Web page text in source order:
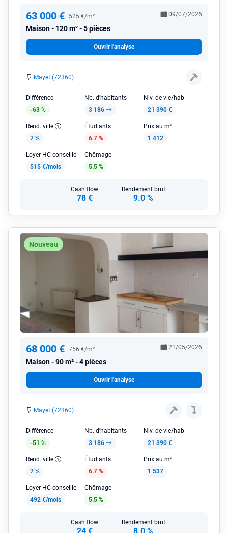
63 000 € 525 €/m²
Maison 120 m² - 5 pièces
09/07/2026
Ouvrir l'analyse
Mayet (72360)
Différence
-63 %
Nb. d'habitants
3 186
Niv. de vie/hab
21 390 €
Rend. ville
7 %
Étudiants
6.7 %
Prix au m²
1 412
Loyer HC conseillé
515 €/mois
Chômage
5.5 %
Cash flow
78 €
Rendement brut
9.0 %
Nouveau
68 000 € 756 €/m²
Maison 90 m² - 4 pièces
21/05/2026
Ouvrir l'analyse
Mayet (72360)
Différence
-51 %
Nb. d'habitants
3 186
Niv. de vie/hab
21 390 €
Rend. ville
7 %
Étudiants
6.7 %
Prix au m²
1 537
Loyer HC conseillé
492 €/mois
Chômage
5.5 %
Cash flow Rendement brut